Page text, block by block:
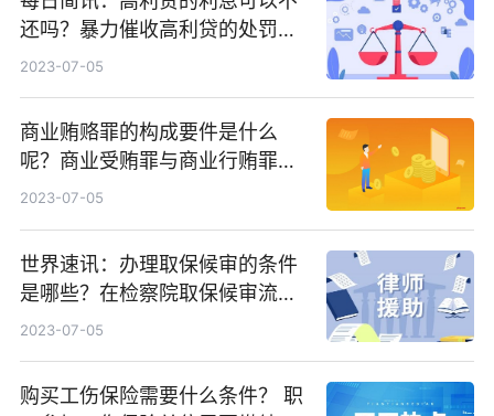
还吗？暴力催收高利贷的处罚有
什么？
2023-07-05
商业贿赂罪的构成要件是什么
呢？商业受贿罪与商业行贿罪的
区别是什么？ 世界热点评
2023-07-05
世界速讯：办理取保候审的条件
是哪些？在检察院取保候审流程
要多久？
2023-07-05
购买工伤保险需要什么条件？ 职